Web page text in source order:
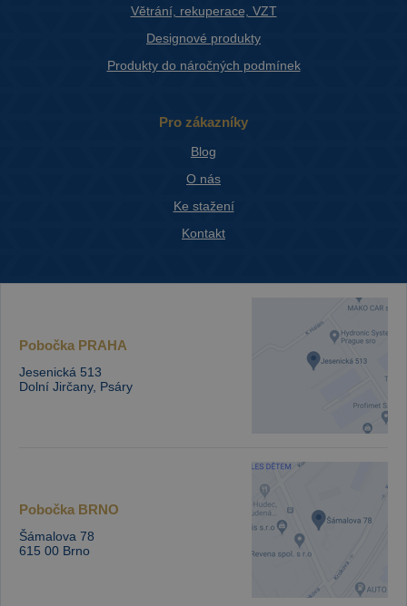
Větrání, rekuperace, VZT
Designové produkty
Produkty do náročných podmínek
Pro zákazníky
Blog
O nás
Ke stažení
Kontakt
Pobočka PRAHA
Jesenická 513
Dolní Jirčany, Psáry
Pobočka BRNO
Šámalova 78
615 00 Brno